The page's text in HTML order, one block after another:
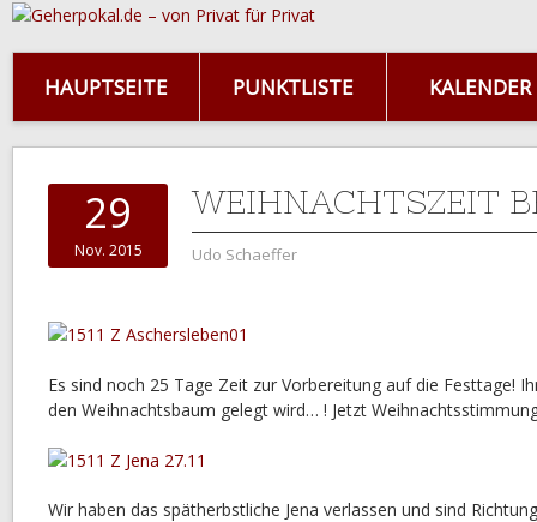
HAUPTSEITE PUNKTLISTE KALENDER
29
Nov. 2015
WEIHNACHTSZEIT
Udo Schaeffer
Es sind noch 25 Tage Zeit zur Vorbereitung auf die Festtage!
den Weihnachtsbaum gelegt wird… ! Jetzt
Wir haben das spätherbstliche Jena verlassen und sind